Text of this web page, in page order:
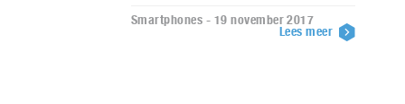
Smartphones - 19 november 2017
Lees meer